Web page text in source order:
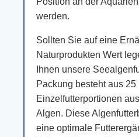
werden.
Sollten Sie auf eine
Naturprodukten Wert
Ihnen unsere
Packung besteht aus 25
Einzelfutterportionen
Algen. Diese
eine optimale